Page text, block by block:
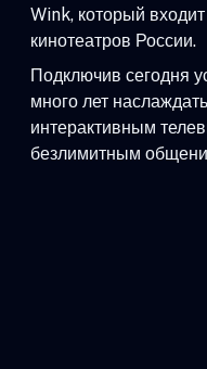
Wink, который
кинотеатров России.
Подключив сегодня
много лет
интерактивным
безлимитным